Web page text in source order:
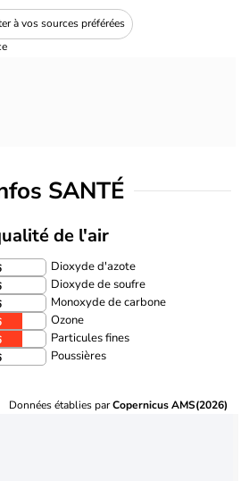
à vos sources préférées
SANTÉ
de l'air
Dioxyde d'azote
Dioxyde de soufre
Monoxyde de carbone
Ozone
Particules fines
Poussières
Données établies parCopernicus AMS(2026)